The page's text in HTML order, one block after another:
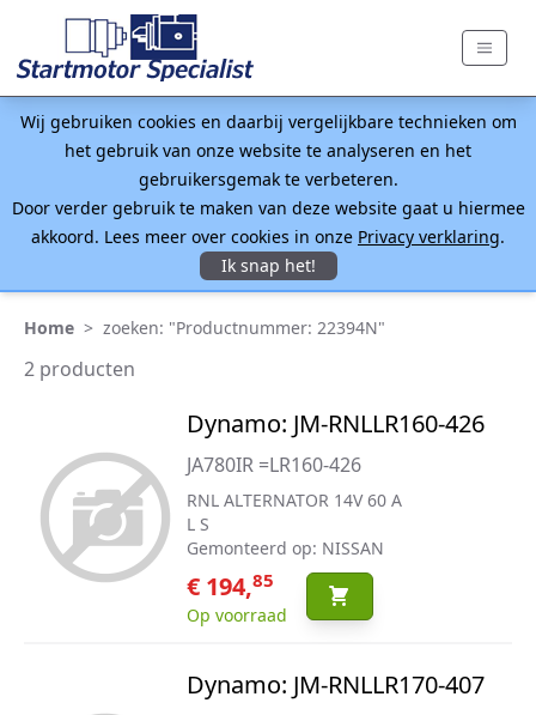
Wij gebruiken cookies en daarbij vergelijkbare technieken om
het gebruik van onze website te analyseren en het
gebruikersgemak te verbeteren.
Door verder gebruik te maken van deze website gaat u hiermee
akkoord. Lees meer over cookies in onze Privacy verklaring.
Ik snap het!
Home > zoeken: "Productnummer: 22394N"
2 producten
Dynamo: JM-RNLLR160-426
JA780IR =LR160-426
RNL ALTERNATOR 14V 60 A
L S
Gemonteerd op: NISSAN
€ 194,85
Op voorraad
Dynamo: JM-RNLLR170-407